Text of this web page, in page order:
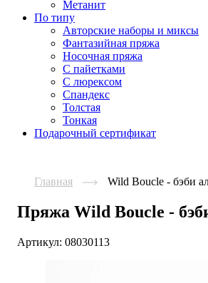
Метанит
По типу
Авторские наборы и миксы
Фантазийная пряжа
Носочная пряжа
С пайетками
С люрексом
Спандекс
Толстая
Тонкая
Подарочный сертификат
Главная Wild Boucle - бэби
Пряжа Wild Boucle -
Артикул: 08030113